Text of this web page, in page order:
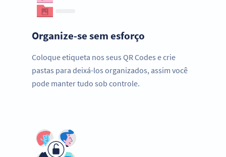
Organize-se sem esforço
Coloque etiqueta nos seus QR Codes e crie
pastas para deixá-los organizados, assim você
pode manter tudo sob controle.